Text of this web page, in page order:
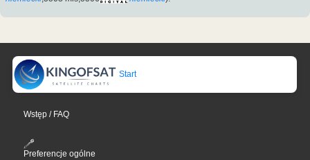
Start
Wstęp / FAQ
Preferencje ogólne